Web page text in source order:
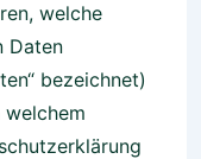
welche
Daten
bezeichnet)